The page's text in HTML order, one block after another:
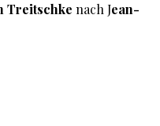
Treitschke nach Jean-